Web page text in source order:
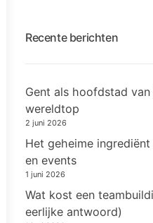
Recente berichten
Gent als hoofdstad
wereldtop
2 juni 2026
Het geheime
en events
1 juni 2026
Wat kost een
eerlijke antwoord)